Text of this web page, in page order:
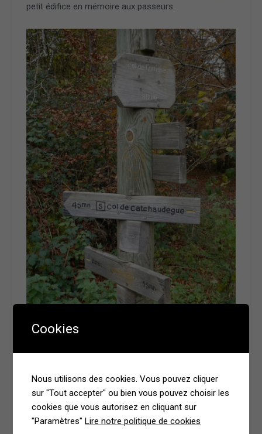
petit édifice en mémoire aux passeurs.
Cookies
Nous utilisons des cookies. Vous pouvez cliquer
sur "Tout accepter" ou bien vous pouvez choisir les
cookies que vous autorisez en cliquant sur
"Paramètres"Lire notre politique de cookies